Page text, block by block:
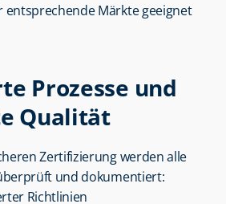
Märkte geeignet
Prozesse und
Qualität
Zertifizierung werden alle
und dokumentiert:
Richtlinien